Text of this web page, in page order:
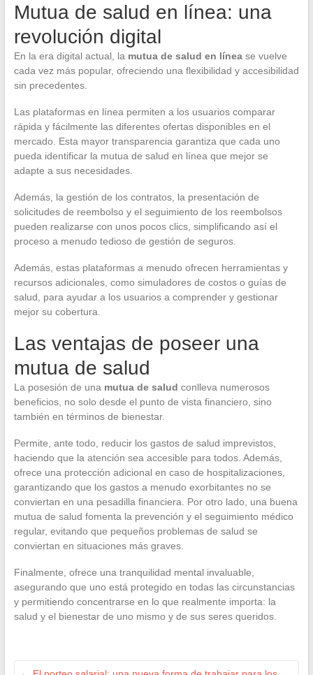
Mutua de salud en línea: una
revolución digital
En la era digital actual, la mutua de salud en línease vuelve
cada vez más popular, ofreciendo una flexibilidad y accesibilidad
sin precedentes.
Las plataformas en línea permiten a los usuarios comparar
rápida y fácilmente las diferentes ofertas disponibles en el
mercado. Esta mayor transparencia garantiza que cada uno
pueda identificar la mutua de salud en línea que mejor se
adapte a sus necesidades.
Además, la gestión de los contratos, la presentación de
solicitudes de reembolso y el seguimiento de los reembolsos
pueden realizarse con unos pocos clics, simplificando así el
proceso a menudo tedioso de gestión de seguros.
Además, estas plataformas a menudo ofrecen herramientas y
recursos adicionales, como simuladores de costos o guías de
salud, para ayudar a los usuarios a comprender y gestionar
mejor su cobertura.
Las ventajas de poseer una
mutua de salud
La posesión de una mutua de salud conlleva numerosos
beneficios, no solo desde el punto de vista financiero, sino
también en términos de bienestar.
Permite, ante todo, reducir los gastos de salud imprevistos,
haciendo que la atención sea accesible para todos. Además,
ofrece una protección adicional en caso de hospitalizaciones,
garantizando que los gastos a menudo exorbitantes no se
conviertan en una pesadilla financiera. Por otro lado, una buena
mutua de salud fomenta la prevención y el seguimiento médico
regular, evitando que pequeños problemas de salud se
conviertan en situaciones más graves.
Finalmente, ofrece una tranquilidad mental invaluable,
asegurando que uno está protegido en todas las circunstancias
y permitiendo concentrarse en lo que realmente importa: la
salud y el bienestar de uno mismo y de sus seres queridos.